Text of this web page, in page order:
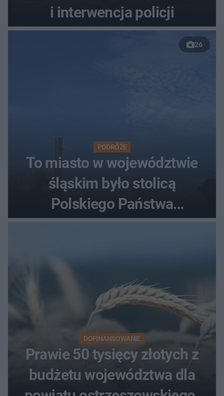
i interwencja policji
26
PODRÓŻE
To miasto w województwie
śląskim było stolicą
Polskiego Państwa
DOFINANSOWANIE
Prawie 50 tysięcy złotych z
budżetu województwa dla